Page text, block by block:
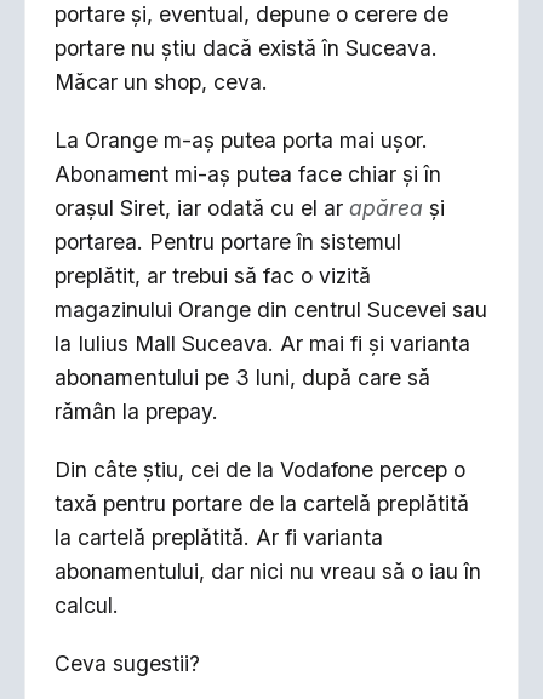
portare şi, eventual, depune o cerere de
portare nu ştiu dacă există în Suceava.
Măcar un shop, ceva.
La Orange m-aş putea porta mai uşor.
Abonament mi-aş putea face chiar şi în
oraşul Siret, iar odată cu el ar apărea şi
portarea. Pentru portare în sistemul
preplătit, ar trebui să fac o vizită
magazinului Orange din centrul Sucevei sau
la Iulius Mall Suceava. Ar mai fi şi varianta
abonamentului pe 3 luni, după care să
rămân la prepay.
Din câte ştiu, cei de la Vodafone percep o
taxă pentru portare de la cartelă preplătită
la cartelă preplătită. Ar fi varianta
abonamentului, dar nici nu vreau să o iau în
calcul.
Ceva sugestii?